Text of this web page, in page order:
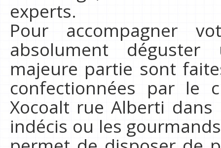
experts.
Pour accompagner
absolument
majeure partie sont
confectionnées par le
Xocoalt rue Alberti
indécis ou les